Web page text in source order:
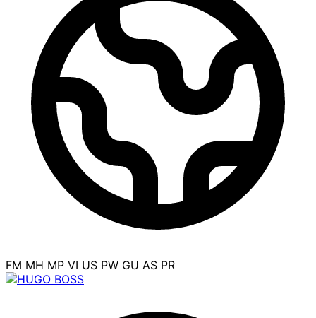
FM MH MP VI US PW GU AS PR